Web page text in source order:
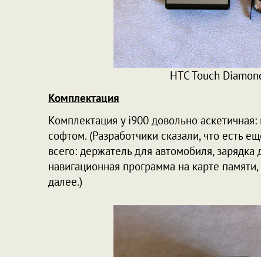
HTC Touch
Комплектация
Комплектация у i900 довольно аскетичная:
софтом. (Разработчики сказали, что есть
всего: держатель для автомобиля,
навигационная программа на карте
далее.)